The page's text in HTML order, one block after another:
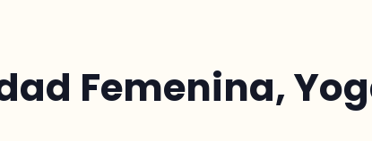
Femenina,